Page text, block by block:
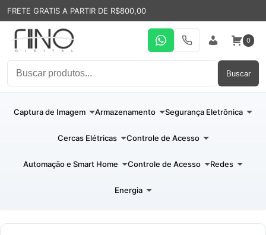
FRETE GRATIS A PARTIR DE R$800,00
Buscar
WhatsApp19 31994110
Entrar
0
Captura de Imagem Armazenamento Segurança Eletrônica
Cercas Elétricas Controle de Acesso
Automação e Smart Home Controle de Acesso Redes
Energia